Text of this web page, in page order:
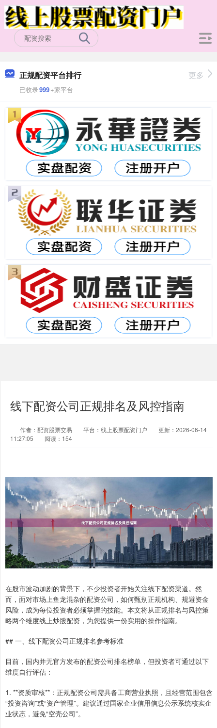
正规配资平台排行
已收录999+家平台
更多
线下配资公司正规排名及风控指南
作者：配资股票交易 平台：线上股票配资门户
更新：2026-06-14
11:27:05
阅读：154
在股市波动加剧的背景下，不少投资者开始关注线下配资渠道。然
而，面对市场上鱼龙混杂的配资公司，如何甄别正规机构、规避资金
风险，成为每位投资者必须掌握的技能。本文将从正规排名与风控策
略两个维度线上炒股配资，为您提供一份实用的操作指南。
## 一、线下配资公司正规排名参考标准
目前，国内并无官方发布的配资公司排名榜单，但投资者可通过以下
维度自行评估：
1. **资质审核**：正规配资公司需具备工商营业执照，且经营范围包含
“投资咨询”或“资产管理”。建议通过国家企业信用信息公示系统核实企
业状态，避免“空壳公司”。